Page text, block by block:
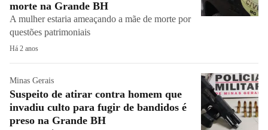
morte na Grande BH
A mulher estaria ameaçando a mãe de morte por
questões patrimoniais
Há 2 anos
Minas Gerais
Suspeito de atirar contra homem que
invadiu culto para fugir de bandidos é
preso na Grande BH